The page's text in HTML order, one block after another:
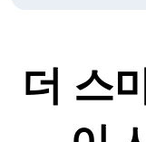
더 스